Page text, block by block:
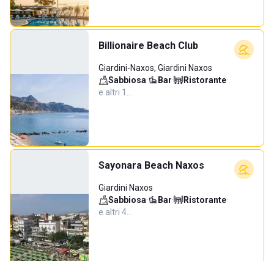
Billionaire Beach Club
Giardini-Naxos, Giardini Naxos
Sabbiosa· Bar· Ristorante·
e altri 1…
Sayonara Beach Naxos
Giardini Naxos
Sabbiosa· Bar· Ristorante·
e altri 4…